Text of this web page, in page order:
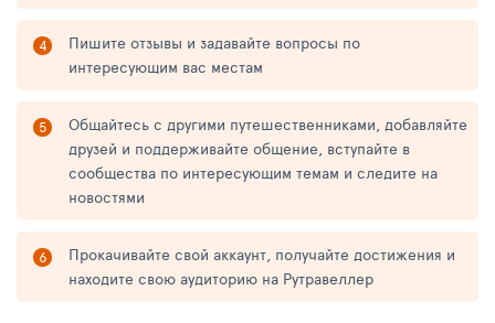
Пишите отзывы и задавайте вопросы по
интересующим вас местам
Общайтесь с другими путешественниками, добавляйте
друзей и поддерживайте общение, вступайте в
сообщества по интересующим темам и следите на
новостями
Прокачивайте свой аккаунт, получайте достижения и
находите свою аудиторию на Рутравеллер